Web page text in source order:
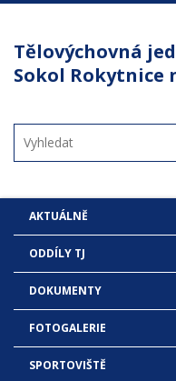
Tělovýchovná
Sokol Rokytnice
AKTUÁLNĚ
ODDÍLY TJ
DOKUMENTY
FOTOGALERIE
SPORTOVIŠTĚ